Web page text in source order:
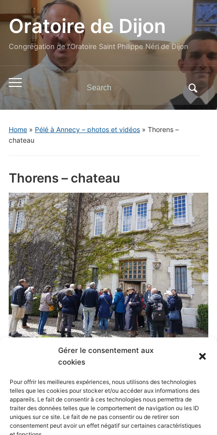
Gérer le consentement aux
cookies
Pour offrir les meilleures expériences, nous utilisons des technologies
telles que les cookies pour stocker et/ou accéder aux informations des
appareils. Le fait de consentir à ces technologies nous permettra de
traiter des données telles que le comportement de navigation ou les ID
uniques sur ce site. Le fait de ne pas consentir ou de retirer son
consentement peut avoir un effet négatif sur certaines caractéristiques
Oratoire de Dijon
Congrégation de l'Oratoire Saint Philippe Néri de Dijon
Toggle
mobile
menu
for:
Home» Pélé à Annecy – photos et vidéos» Thorens –
chateau
Thorens – chateau
9 mai 2019
Pélé à Annecy – photos et vidéos. Both comments
and trackbacks are currently closed.
← Previous